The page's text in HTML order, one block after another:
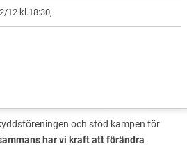
12 kl.18:30,
och stöd kampen för
har vi kraft att förändra